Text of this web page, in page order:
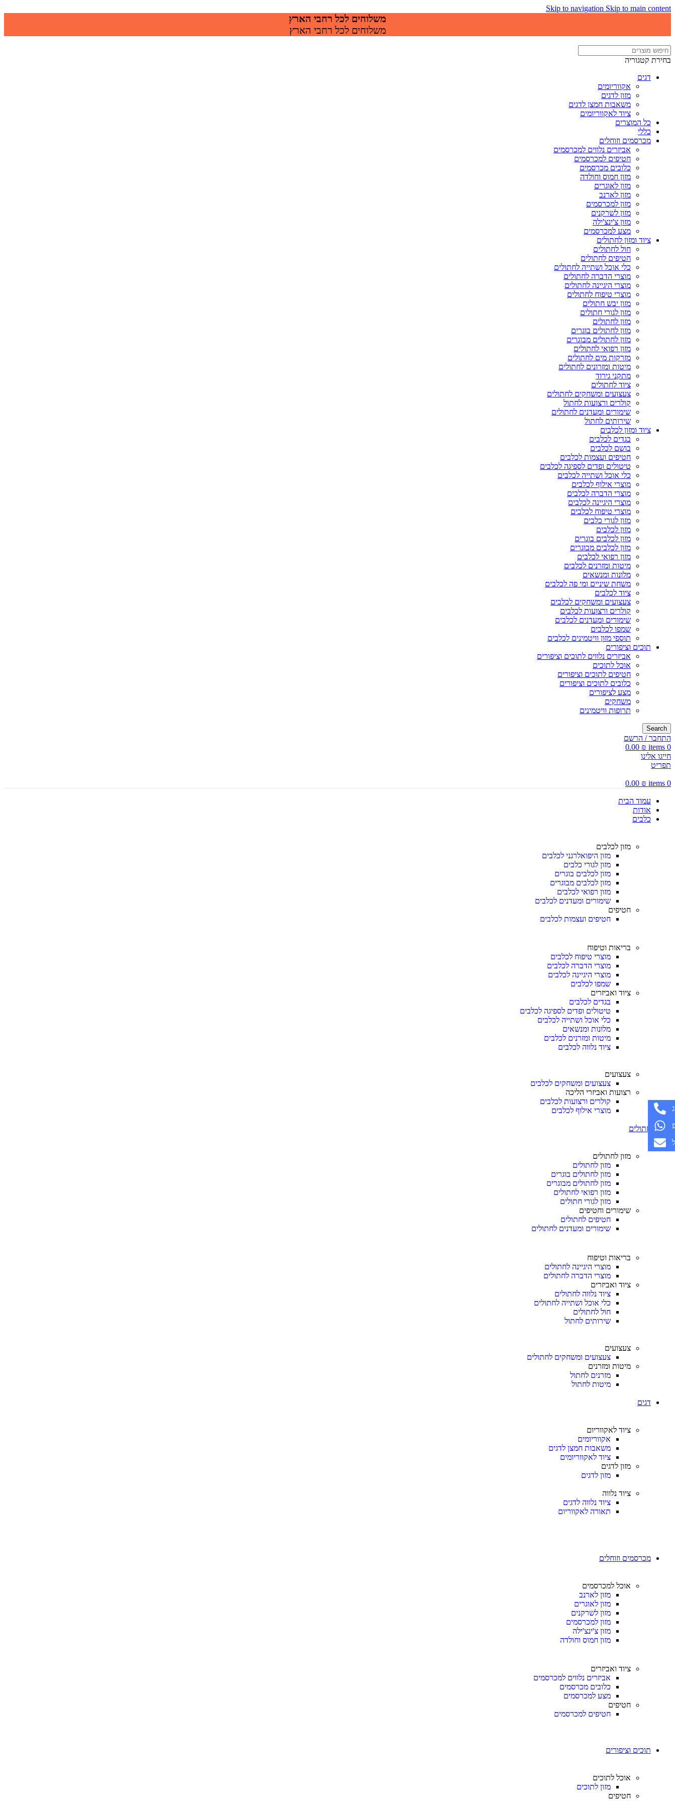
Skip to navigation Skip to main content
משלוחים לכל רחבי הארץ
משלוחים לכל רחבי הארץ
בחירת קטגוריה
דגים
אקווריומים
מזון לדגים
משאבות חמצן לדגים
ציוד לאקווריומים
כל המוצרים
כללי
מכרסמים וזוחלים
אביזרים נלווים למכרסמים
חטיפים למכרסמים
כלובים מכרסמים
מזון חמוס וחולדה
מזון לאוגרים
מזון לארנב
מזון למכרסמים
מזון לשרקנים
מזון צ'ינצ'ילה
מצע למכרסמים
ציוד ומזון לחתולים
חול לחתולים
חטיפים לחתולים
כלי אוכל ושתייה לחתולים
מוצרי הדברה לחתולים
מוצרי היגיינה לחתולים
מוצרי טיפוח לחתולים
מזון יבש חתולים
מזון לגורי חתולים
מזון לחתולים
מזון לחתולים בוגרים
מזון לחתולים מבוגרים
מזון רפואי לחתולים
מזרקות מים לחתולים
מיטות ומזרונים לחתולים
מתקני גירוד
ציוד לחתולים
צעצועים ומשחקים לחתולים
קולרים ורצועות לחתול
שימורים ומעדנים לחתולים
שירותים לחתול
ציוד ומזון לכלבים
בגדים לכלבים
בושם לכלבים
חטיפים ועצמות לכלבים
טיטולים ופדים לספיגה לכלבים
כלי אוכל ושתייה לכלבים
מוצרי אילוף לכלבים
מוצרי הדברה לכלבים
מוצרי היגיינה לכלבים
מוצרי טיפוח לכלבים
מזון לגורי כלבים
מזון לכלבים
מזון לכלבים בוגרים
מזון לכלבים מבוגרים
מזון רפואי לכלבים
מיטות ומזרנים לכלבים
מלונות ומנשאים
משחת שיניים ומי פה לכלבים
ציוד לכלבים
צעצועים ומשחקים לכלבים
קולרים ורצועות לכלבים
שימורים ומעדנים לכלבים
שמפו לכלבים
תוספי מזון וויטמינים לכלבים
תוכים וציפורים
אביזרים נלווים לתוכים וציפורים
אוכל לתוכים
חטיפים לתוכים וציפורים
כלובים לתוכים וציפורים
מצע לציפורים
משחקים
תרופות וויטמינים
Search
התחבר / הרשם
0
items
0.00 ₪
חייגו אלינו
תפריט
0
items
0.00 ₪
עמוד הבית
אודות
כלבים
מזון לכלבים
מזון היפואלרגני לכלבים
מזון לגורי כלבים
מזון לכלבים בוגרים
מזון לכלבים מבוגרים
מזון רפואי לכלבים
שימורים ומעדנים לכלבים
חטיפים
חטיפים ועצמות לכלבים
בריאות וטיפוח
מוצרי טיפוח לכלבים
מוצרי הדברה לכלבים
מוצרי היגיינה לכלבים
שמפו לכלבים
ציוד ואביזרים
בגדים לכלבים
טיטולים ופדים לספיגה לכלבים
כלי אוכל ושתייה לכלבים
מלונות ומנשאים
מיטות ומזרנים לכלבים
ציוד נלווה לכלבים
צעצועים
צעצועים ומשחקים לכלבים
רצועות ואביזרי הליכה
קולרים ורצועות לכלבים
מוצרי אילוף לכלבים
חתולים
מזון לחתולים
מזון לחתולים
מזון לחתולים בוגרים
מזון לחתולים מבוגרים
מזון רפואי לחתולים
מזון לגורי חתולים
שימורים וחטיפים
חטיפים לחתולים
שימורים ומעדנים לחתולים
בריאות וטיפוח
מוצרי היגיינה לחתולים
מוצרי הדברה לחתולים
ציוד ואביזרים
ציוד נלווה לחתולים
כלי אוכל ושתייה לחתולים
חול לחתולים
שירותים לחתול
צעצועים
צעצועים ומשחקים לחתולים
מיטות ומזרנים
מזרנים לחתול
מיטות לחתול
דגים
ציוד לאקווריום
אקווריומים
משאבות חמצן לדגים
ציוד לאקווריומים
מזון לדגים
מזון לדגים
ציוד נלווה
ציוד נלווה לדגים
תאורה לאקווריום
מכרסמים וזוחלים
אוכל למכרסמים
מזון לארנב
מזון לאוגרים
מזון לשרקנים
מזון למכרסמים
מזון צ'ינצ'ילה
מזון חמוס וחולדה
ציוד ואביזרים
אביזרים נלווים למכרסמים
כלובים מכרסמים
מצע למכרסמים
חטיפים
חטיפים למכרסמים
תוכים וציפורים
אוכל לתוכים
מזון לתוכים
חטיפים